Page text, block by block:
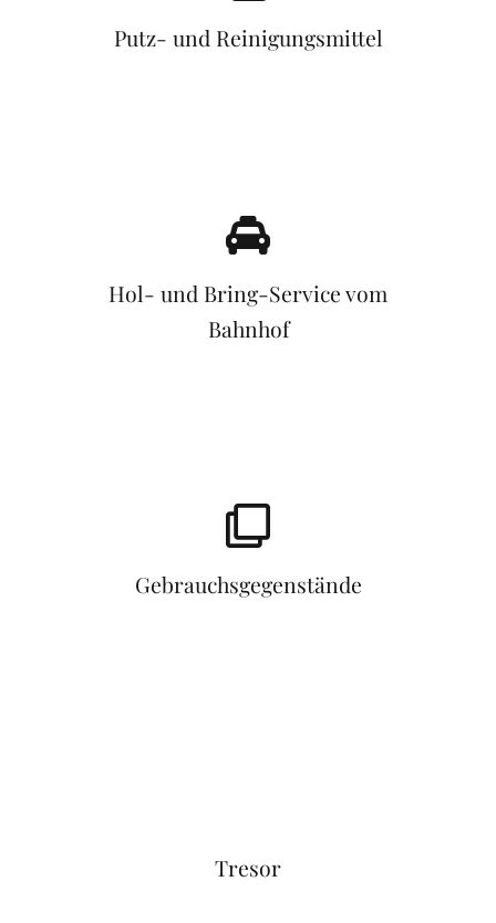
Putz- und Reinigungsmittel
Hol- und Bring-Service vom
Bahnhof
Gebrauchsgegenstände
Tresor